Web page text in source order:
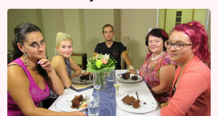
Celebrity
Vztahy
Seriály
Horoskopy
Sledujte prima+